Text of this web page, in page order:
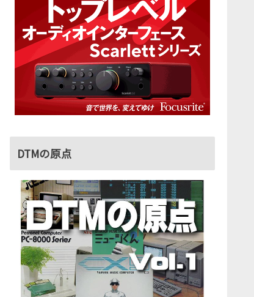
DTMの原点